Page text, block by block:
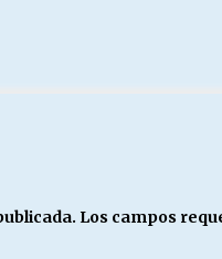
Los campos